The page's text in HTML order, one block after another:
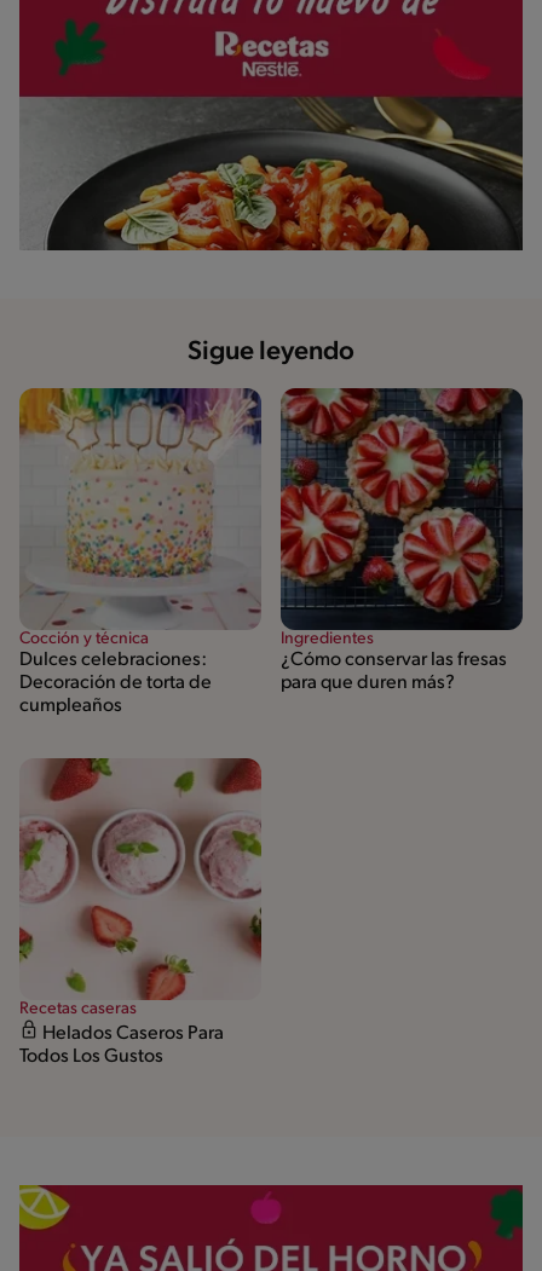
Sigue leyendo
Cocción y técnica
Dulces celebraciones:
Decoración de torta de
cumpleaños
Ingredientes
¿Cómo conservar las fresas
para que duren más?
Recetas caseras
Helados Caseros Para
Todos Los Gustos